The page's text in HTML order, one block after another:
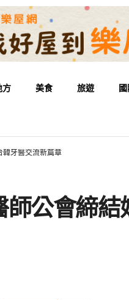
方 美食 旅遊
韓牙醫交流新篇章
公會締